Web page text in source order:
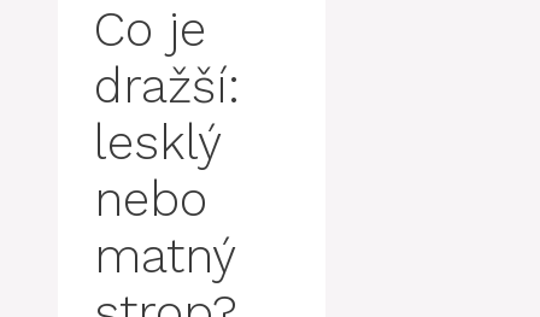
Co je
dražší:
lesklý
nebo
matný